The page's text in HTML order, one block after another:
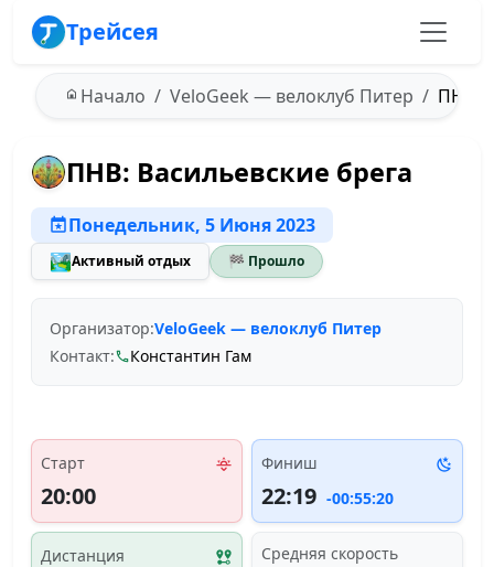
Трейсея
Начало VeloGeek — велоклуб Питер ПНВ:
ПНВ: Васильевские брега
Понедельник, 5 Июня 2023
🏞️Активный отдых 🏁 Прошло
Организатор:VeloGeek — велоклуб Питер
Контакт:
Константин Гам
Старт
20:00
Финиш
22:19 -00:55:20
Дистанция Средняя скорость